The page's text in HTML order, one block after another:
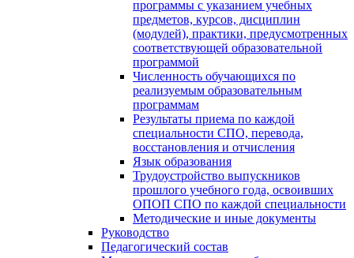
программы с указанием учебных
предметов, курсов, дисциплин
(модулей), практики, предусмотренных
соответствующей образовательной
программой
Численность обучающихся по
реализуемым образовательным
программам
Результаты приема по каждой
специальности СПО, перевода,
восстановления и отчисления
Язык образования
Трудоустройство выпускников
прошлого учебного года, освоивших
ОПОП СПО по каждой специальности
Методические и иные документы
Руководство
Педагогический состав